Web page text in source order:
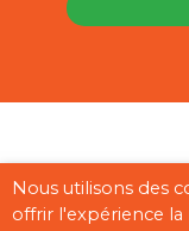
Contact
Nous utilisons des
offrir l'expérience